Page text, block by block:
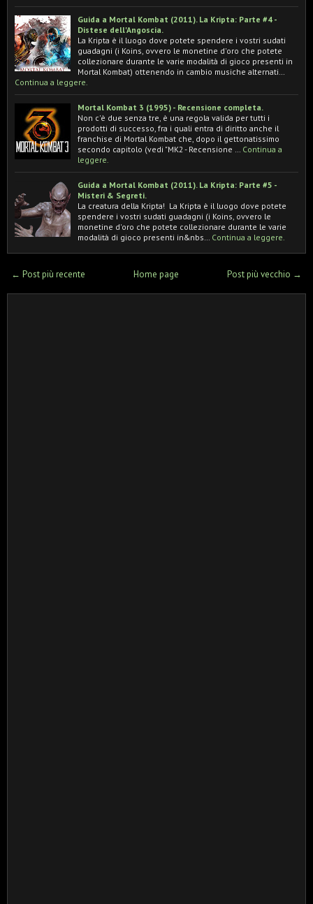
Guida a Mortal Kombat (2011). La Kripta: Parte #4 -
Distese dell'Angoscia.
La Kripta è il luogo dove potete spendere i vostri sudati
guadagni (i Koins, ovvero le monetine d'oro che potete
collezionare durante le varie modalità di gioco presenti in
Mortal Kombat) ottenendo in cambio musiche alternati…
Continua a leggere.
Mortal Kombat 3 (1995) - Recensione completa.
Non c'è due senza tre, è una regola valida per tutti i
prodotti di successo, fra i quali entra di diritto anche il
franchise di Mortal Kombat che, dopo il gettonatissimo
secondo capitolo (vedi "MK2 - Recensione …
Continua a
leggere.
Guida a Mortal Kombat (2011). La Kripta: Parte #5 -
Misteri & Segreti.
La creatura della Kripta! La Kripta è il luogo dove potete
spendere i vostri sudati guadagni (i Koins, ovvero le
monetine d'oro che potete collezionare durante le varie
modalità di gioco presenti in&nbs…
Continua a leggere.
← Post più recente Post più vecchio →
Home page